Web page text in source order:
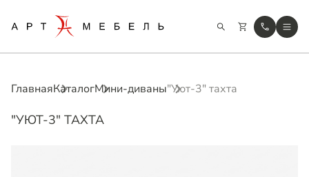
ГлавнаяКаталогМини-диваны"Уют-3" тахта
"УЮТ-3" ТАХТА